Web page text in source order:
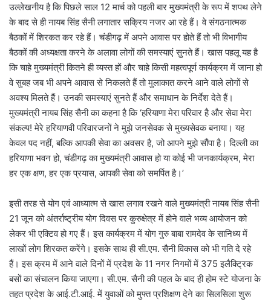
उल्लेखनीय है कि पिछले साल 12 मार्च को पहली बार मुख्यमंत्री के रूप में शपथ लेने
के बाद से ही नायब सिंह सैनी लगातार सक्रिय नजर आ रहे हैं। वे संगठनात्मक
बैठकों में शिरकत कर रहे हैं। चंडीगढ़ में अपने आवास पर होते हैं तो भी विभागीय
बैठकों की अध्यक्षता करने के अलावा लोगों की समस्याएं सुनते हैं। खास पहलू यह है
कि चाहे मुख्यमंत्री कितने ही व्यस्त हों और चाहे किसी महत्वपूर्ण कार्यक्रम में जाना हो
वे सुबह जब भी अपने आवास से निकलते हैं तो मुलाकात करने आने वाले लोगों से
अवश्य मिलते हैं। उनकी समस्याएं सुनते हैं और समाधान के निर्देश देते हैं।
मुख्यमंत्री नायब सिंह सैनी का कहना है कि ‘हरियाणा मेरा परिवार है और सेवा मेरा
संकल्प! मेरे हरियाणवी परिवारजनों ने मुझे जनसेवक से मुख्यसेवक बनाया। यह
केवल पद नहीं, बल्कि आपकी सेवा का अवसर है, जो आपने मुझे सौंपा है। दिल्ली का
हरियाणा भवन हो, चंडीगढ़ का मुख्यमंत्री आवास हो या कोई भी जनकार्यक्रम, मेरा
हर एक क्षण, हर एक प्रयास, आपकी सेवा को समर्पित है।’
इसी तरह से योग एवं आध्यात्म से खास लगाव रखने वाले मुख्यमंत्री नायब सिंह सैनी
21 जून को अंतर्राष्ट्रीय योग दिवस पर कुरुक्षेत्र में होने वाले भव्य आयोजन को
लेकर भी एक्टिव हो गए हैं। इस कार्यक्रम में योग गुरु बाबा रामदेव के सानिध्य में
लाखों लोग शिरकत करेंगे। इसके साथ ही सी.एम. सैनी विकास को भी गति दे रहे
हैं। इस क्रम में आने वाले दिनों में प्रदेश के 11 नगर निगमों में 375 इलैक्ट्रिक
बसों का संचालन किया जाएगा। सी.एम. सैनी की पहल के बाद ही होम स्टे योजना के
तहत प्रदेश के आई.टी.आई. में युवाओं को मुफ्त प्रशिक्षण देने का सिलसिला शुरू